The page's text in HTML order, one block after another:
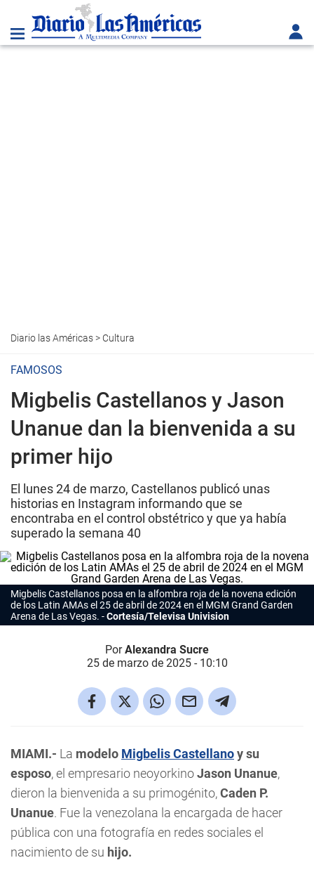
Diario las Américas> Cultura
FAMOSOS
Migbelis Castellanos y Jason
Unanue dan la bienvenida a su
primer hijo
El lunes 24 de marzo, Castellanos publicó unas
historias en Instagram informando que se
encontraba en el control obstétrico y que ya había
superado la semana 40
Migbelis Castellanos posa en la alfombra roja de la novena edición
de los Latin AMAs el 25 de abril de 2024 en el MGM Grand Garden
Arena de Las Vegas.
Cortesía/Televisa Univision
PorAlexandra Sucre
25 de marzo de 2025 - 10:10
MIAMI.- La modelo Migbelis Castellanoy su
esposo, el empresario neoyorkinoJason Unanue,
dieron la bienvenida a su primogénito,Caden P.
Unanue. Fue la venezolana la encargada de hacer
pública con una fotografía en redes sociales el
nacimiento de su hijo.